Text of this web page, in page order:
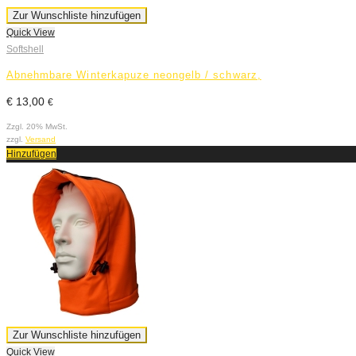
Zur Wunschliste hinzufügen
Quick View
Softshell
Abnehmbare Winterkapuze neongelb / schwarz,
€ 13,00 €
Zzgl. 20% MwSt.
zzgl. Versand
Hinzufügen
Zur Wunschliste hinzufügen
Quick View